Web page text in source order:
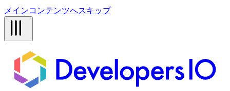
メインコンテンツへスキップ